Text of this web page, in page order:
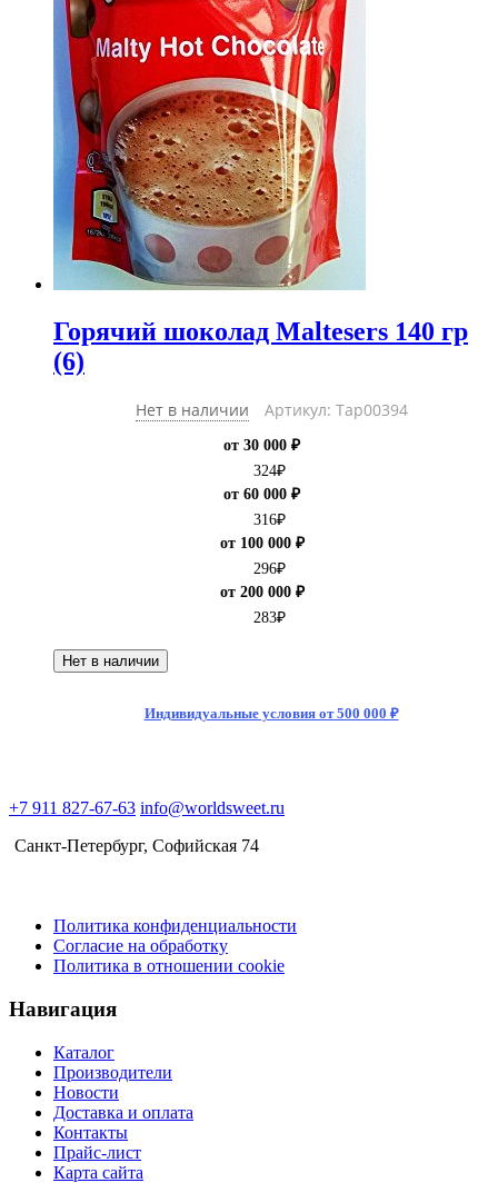
Горячий шоколад Maltesers 140 гр
(6)
Нет в наличии Артикул: Тар00394
от 30 000 ₽
324₽
от 60 000 ₽
316₽
от 100 000 ₽
296₽
от 200 000 ₽
283₽
Нет в наличии
Индивидуальные условия от 500 000 ₽
+7 911 827-67-63 info@worldsweet.ru
Санкт-Петербург​, Софийская 74
Политика конфиденциальности
Согласие на обработку
Политика в отношении cookie
Навигация
Каталог
Производители
Новости
Доставка и оплата
Контакты
Прайс-лист
Карта сайта